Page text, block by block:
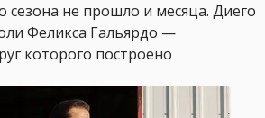
сезона не прошло и месяца. Диего
Феликса Гальярдо —
которого построено